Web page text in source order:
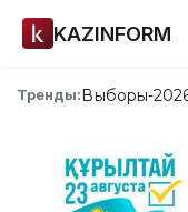
KAZINFORM
Тренды:Выборы-